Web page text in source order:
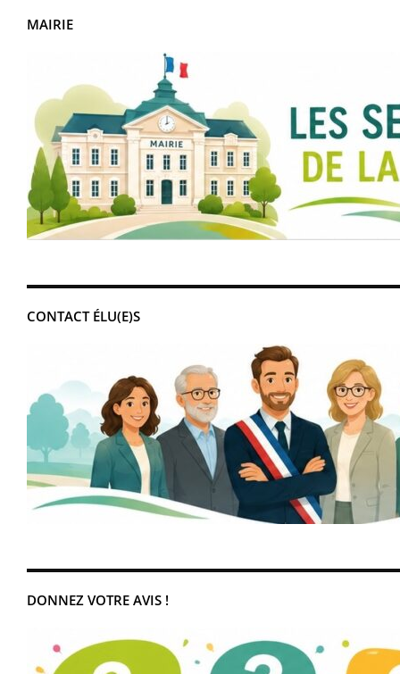
MAIRIE
CONTACT ÉLU(E)S
DONNEZ VOTRE AVIS !